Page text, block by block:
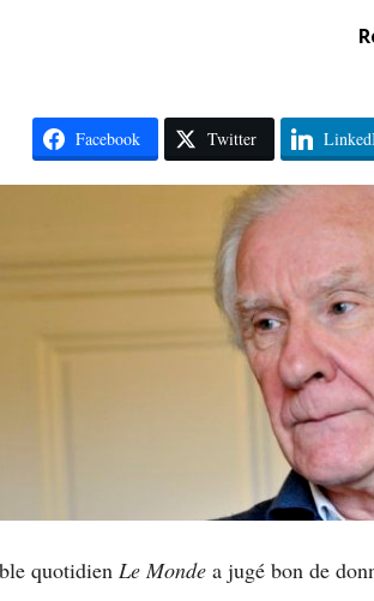
Facebook Twitter
quotidien Le Monde a jugé bon de